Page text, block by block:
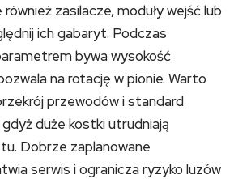
zasilacze, moduły wejść lub
ich gabaryt. Podczas
bywa wysokość
na rotację w pionie. Warto
przewodów i standard
gdyż duże kostki utrudniają
Dobrze zaplanowane
serwis i ogranicza ryzyko luzów